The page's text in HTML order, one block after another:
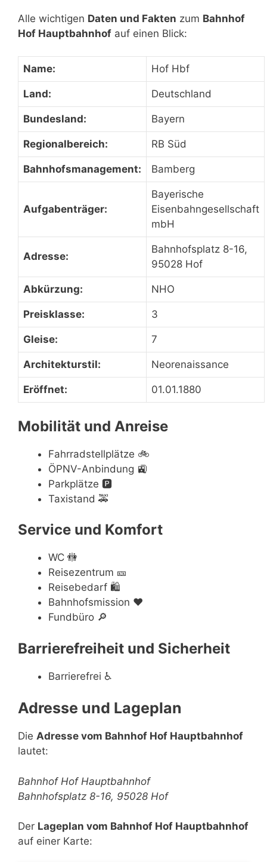
Alle wichtigen Daten und Fakten zum Bahnhof
Hof Hauptbahnhof auf einen Blick:
Name: Hof Hbf
Land: Deutschland
Bundesland: Bayern
Regionalbereich: RB Süd
Bahnhofsmanagement: Bamberg
Aufgabenträger:
Bayerische
Eisenbahngesellschaft
mbH
Adresse:
Bahnhofsplatz 8-16,
95028 Hof
Abkürzung: NHO
Preisklasse: 3
Gleise: 7
Architekturstil: Neorenaissance
Eröffnet: 01.01.1880
Mobilität und Anreise
Fahrradstellplätze 🚲
ÖPNV-Anbindung 🚉
Parkplätze 🅿️
Taxistand 🚕
Service und Komfort
WC 🚻
Reisezentrum 🎫
Reisebedarf 🛍
Bahnhofsmission ❤️
Fundbüro 🔎
Barrierefreiheit und Sicherheit
Barrierefrei ♿
Adresse und Lageplan
Die Adresse vom Bahnhof Hof Hauptbahnhof
lautet:
Bahnhof Hof Hauptbahnhof
Bahnhofsplatz 8-16, 95028 Hof
Der Lageplan vom Bahnhof Hof Hauptbahnhof
auf einer Karte: